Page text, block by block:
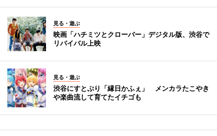
見る・遊ぶ
映画「ハチミツとクローバー」デジタル版、渋谷で
リバイバル上映
見る・遊ぶ
渋谷にすとぷり「縁日かふぇ」 メンカラたこやき
や楽曲流して育てたイチゴも